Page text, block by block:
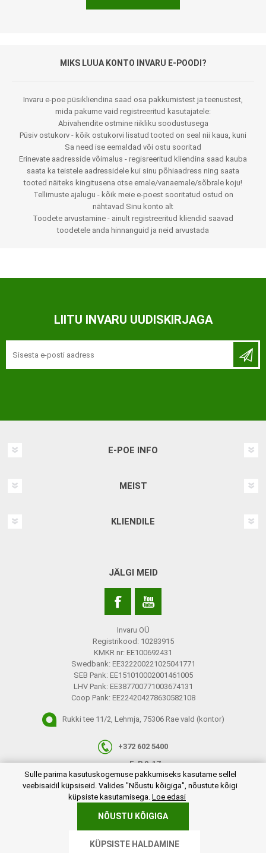
MIKS LUUA KONTO INVARU E-POODI?
Invaru e-poe püsikliendina saad osa pakkumistest ja teenustest,
mida pakume vaid registreeritud kasutajatele:
Abivahendite ostmine riikliku soodustusega
Püsiv ostukorv - kõik ostukorvi lisatud tooted on seal nii kaua, kuni
Sa need ise eemaldad või ostu sooritad
Erinevate aadresside võimalus - regisreeritud kliendina saad kauba
saata ka teistele aadressidele kui sinu põhiaadress ning saata
tooted näiteks kingitusena otse emale/vanaemale/sõbrale koju!
Tellimuste ajalugu - kõik meie e-poest sooritatud ostud on
nähtavad Sinu konto alt
Toodete arvustamine - ainult registreeritud kliendid saavad
toodetele anda hinnanguid ja neid arvustada
LIITU INVARU UUDISKIRJAGA
E-POE INFO
MEIST
KLIENDILE
JÄLGI MEID
Invaru OÜ
Registrikood: 10283915
KMKR nr: EE100692431
Swedbank: EE322200221025041771
SEB Pank: EE151010002001461005
LHV Pank: EE387700771003674131
Coop Pank: EE224204278630582108
Rukki tee 11/2, Lehmja, 75306 Rae vald (kontor)
+372 602 5400
E-R 9-17
info@invaru.ee
Powered bynopCommerce
Sulle parima kasutuskogemuse pakkumiseks kasutame sellel
veebisaidil küpsiseid. Valides "Nõustu kõigiga", nõustute kõigi
küpsiste kasutamisega. Loe edasi
NÕUSTU KÕIGIGA
KÜPSISTE HALDAMINE